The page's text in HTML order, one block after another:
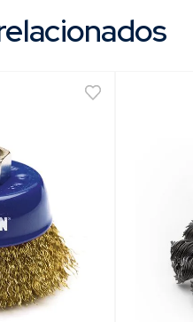
las que haya que evitar
hormigón.